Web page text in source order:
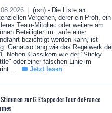
|
(rsn) - Die Liste an
Vergehen, derer ein Profi, ein
Team-Mitglied oder weitere am
Beteiligter im Laufe einer
bezichtigt werden kann, ist
Genauso lang wie das Regelwerk
Neben Klassikern wie der "Sticky
oder einer falschen Linie im
Jetzt lesen
zur 6. Etappe der Tour de France